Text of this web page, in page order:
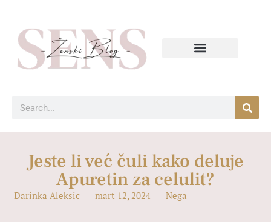
Jeste li već čuli kako deluje
Apuretin za celulit?
Darinka Aleksic mart 12, 2024 Nega